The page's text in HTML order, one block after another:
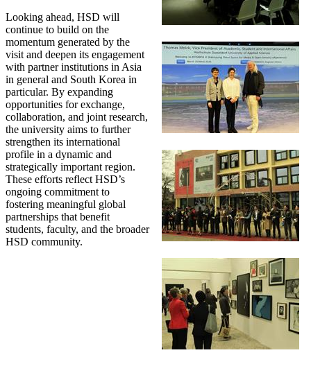
Looking ahead, HSD will
continue to build on the
momentum generated by the
visit and deepen its engagement
with partner institutions in Asia
in general and South Korea in
particular. By expanding
opportunities for exchange,
collaboration, and joint research,
the university aims to further
strengthen its international
profile in a dynamic and
strategically important region.
These efforts reflect HSD’s
ongoing commitment to
fostering meaningful global
partnerships that benefit
students, faculty, and the broader
HSD community.